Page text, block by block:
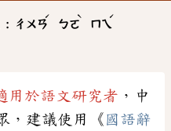
: ㄔㄨㄢ
ˊ
ㄅㄛ
ˋ
ㄇㄟ
ˊ
用於語文研究者 ，中
，建議使用《 國語辭